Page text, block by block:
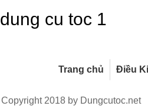
dung cu toc 1
Trang chủ Điều
Copyright 2018 by Dungcutoc.net